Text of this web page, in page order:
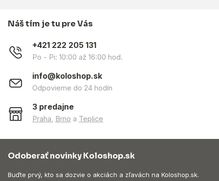
Náš tím je tu pre Vás
+421 222 205 131
Po - Pi: 10:00 až 16:00 hod.
info@koloshop.sk
Odpovieme do 24 hodín
3 predajne
Praha, Brno a Teplice
Odoberať novinky Koloshop.sk
Buďte prvý, kto sa dozvie o akciách a zľavách na Koloshop.sk.